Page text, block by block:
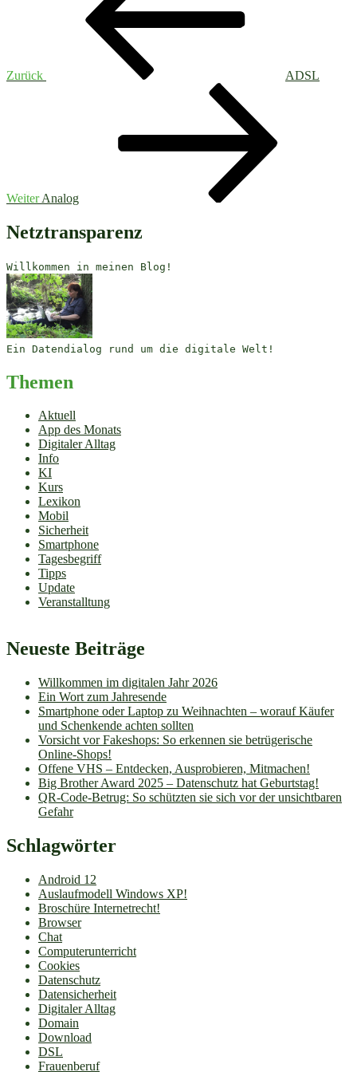
Zurück
ADSL
Weiter Analog
Netztransparenz
Willkommen in meinen Blog!
Ein Datendialog rund um die digitale Welt!
Themen
Aktuell
App des Monats
Digitaler Alltag
Info
KI
Kurs
Lexikon
Mobil
Sicherheit
Smartphone
Tagesbegriff
Tipps
Update
Veranstalltung
Neueste Beiträge
Willkommen im digitalen Jahr 2026
Ein Wort zum Jahresende
Smartphone oder Laptop zu Weihnachten – worauf Käufer
und Schenkende achten sollten
Vorsicht vor Fakeshops: So erkennen sie betrügerische
Online-Shops!
Offene VHS – Entdecken, Ausprobieren, Mitmachen!
Big Brother Award 2025 – Datenschutz hat Geburtstag!
QR-Code-Betrug: So schützten sie sich vor der unsichtbaren
Gefahr
Schlagwörter
Android 12
Auslaufmodell Windows XP!
Broschüre Internetrecht!
Browser
Chat
Computerunterricht
Cookies
Datenschutz
Datensicherheit
Digitaler Alltag
Domain
Download
DSL
Frauenberuf